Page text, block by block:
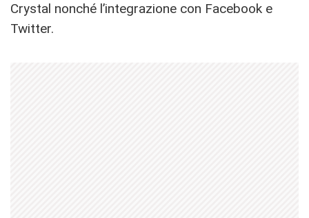
Crystal nonché l’integrazione con Facebook e
Twitter.